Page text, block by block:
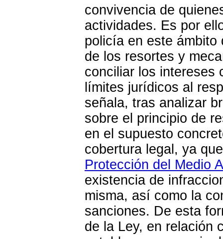
convivencia de
actividades. Es por
policía en este ámbito
de los resortes y
conciliar los intereses
límites jurídicos al
señala, tras analizar
sobre el principio de
en el supuesto
cobertura legal, ya
Protección del Medio
existencia de
misma, así como la
sanciones. De esta
de la Ley, en relación